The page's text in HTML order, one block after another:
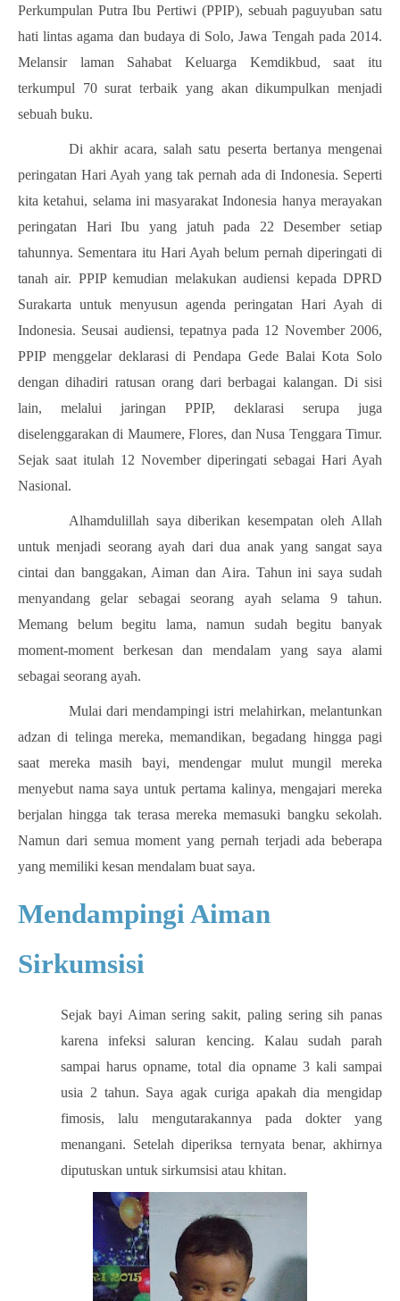
Perkumpulan Putra Ibu Pertiwi (PPIP), sebuah paguyuban satu
hati lintas agama dan budaya di Solo, Jawa Tengah pada 2014.
Melansir laman Sahabat Keluarga Kemdikbud, saat itu
terkumpul 70 surat terbaik yang akan dikumpulkan menjadi
sebuah buku.
Di akhir acara, salah satu peserta bertanya mengenai
peringatan Hari Ayah yang tak pernah ada di Indonesia. Seperti
kita ketahui, selama ini masyarakat Indonesia hanya merayakan
peringatan Hari Ibu yang jatuh pada 22 Desember setiap
tahunnya. Sementara itu Hari Ayah belum pernah diperingati di
tanah air. PPIP kemudian melakukan audiensi kepada DPRD
Surakarta untuk menyusun agenda peringatan Hari Ayah di
Indonesia. Seusai audiensi, tepatnya pada 12 November 2006,
PPIP menggelar deklarasi di Pendapa Gede Balai Kota Solo
dengan dihadiri ratusan orang dari berbagai kalangan. Di sisi
lain, melalui jaringan PPIP, deklarasi serupa juga
diselenggarakan di Maumere, Flores, dan Nusa Tenggara Timur.
Sejak saat itulah 12 November diperingati sebagai Hari Ayah
Nasional.
Alhamdulillah saya diberikan kesempatan oleh Allah
untuk menjadi seorang ayah dari dua anak yang sangat saya
cintai dan banggakan, Aiman dan Aira. Tahun ini saya sudah
menyandang gelar sebagai seorang ayah selama 9 tahun.
Memang belum begitu lama, namun sudah begitu banyak
moment-moment berkesan dan mendalam yang saya alami
sebagai seorang ayah.
Mulai dari mendampingi istri melahirkan, melantunkan
adzan di telinga mereka, memandikan, begadang hingga pagi
saat mereka masih bayi, mendengar mulut mungil mereka
menyebut nama saya untuk pertama kalinya, mengajari mereka
berjalan hingga tak terasa mereka memasuki bangku sekolah.
Namun dari semua moment yang pernah terjadi ada beberapa
yang memiliki kesan mendalam buat saya.
Mendampingi Aiman
Sirkumsisi
Sejak bayi Aiman sering sakit, paling sering sih panas
karena infeksi saluran kencing. Kalau sudah parah
sampai harus opname, total dia opname 3 kali sampai
usia 2 tahun. Saya agak curiga apakah dia mengidap
fimosis, lalu mengutarakannya pada dokter yang
menangani. Setelah diperiksa ternyata benar, akhirnya
diputuskan untuk sirkumsisi atau khitan.